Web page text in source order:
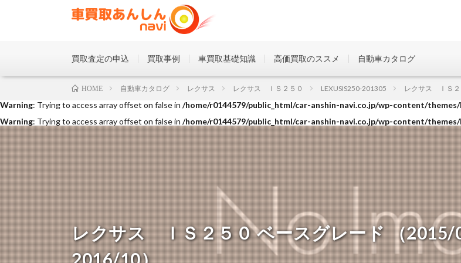
: Trying to access array offset on false in /home/r0144579/public_html/car-anshin-navi.co.jp/wp-content/
Warning: Trying to access array offset on false in /home/r0144579/public_html/car-anshin-navi.co.jp/wp-content/
Warning: Trying to access array offset on false in /home/r0144579/public_html/car-anshin-navi.co.jp/wp-content/
買取査定の申込 買取事例 車買取基礎知識 高価買取のススメ 自動車カタログ
レクサス ＩＳ２５０ ベースグレード （2015/
HOME 自動車カタログ レクサス レクサス ＩＳ２５０ LEXUSIS250-201305 レクサス ＩＳ２